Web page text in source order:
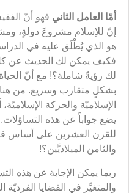
أمّا العامل الثاني فهو أنّ
إنّ للإسلام مشروعَ دولةٍ،
هو الذي يُطْلَق عليه في
فكيف يمكن لك الحديث عن
لك رؤيةٌ شاملة؟! مع أنّ
بشكلٍ متقارب وسريع. من
الإسلاميّة والحركة
يضع جواباً عن هذه
للقرن العشرين على أساس
والثامن الميلاديَّين؟!
ربما يمكن الإجابة عن هذه
والمتغيِّر في القضايا الفرديّة